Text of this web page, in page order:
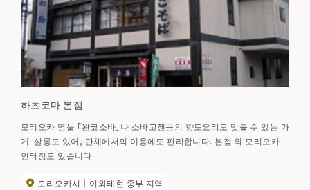
하츠코마 본점
모리오카 명물 「완코소바」나 소바고젠등의 향토요리도 맛볼 수 있는 가
게. 살롱도 있어, 단체에서의 이용에도 편리합니다. 본점 외 모리오카
인터점도 있습니다.
모리오카시 이와테현 중부 지역